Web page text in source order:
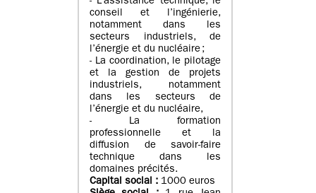
conseil et l’ingénierie,
notamment dans les
secteurs industriels, de
l’énergie et du nucléaire ;
- La coordination, le pilotage
et la gestion de projets
industriels, notamment
dans les secteurs de
l’énergie et du nucléaire,
- La formation
professionnelle et la
diffusion de savoir-faire
technique dans les
domaines précités.
Capital social : 1000 euros